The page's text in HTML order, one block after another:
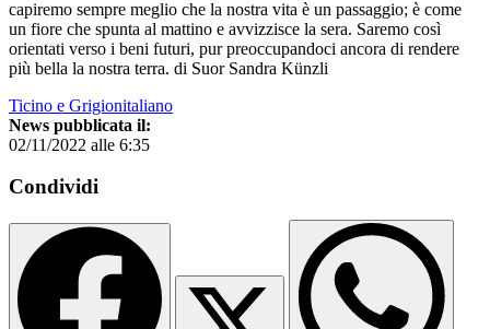
capiremo sempre meglio che la nostra vita è un passaggio; è come
un fiore che spunta al mattino e avvizzisce la sera. Saremo così
orientati verso i beni futuri, pur preoccupandoci ancora di rendere
più bella la nostra terra. di Suor Sandra Künzli
Ticino e Grigionitaliano
News pubblicata il:
02/11/2022 alle 6:35
Condividi